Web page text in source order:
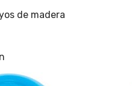
de madera